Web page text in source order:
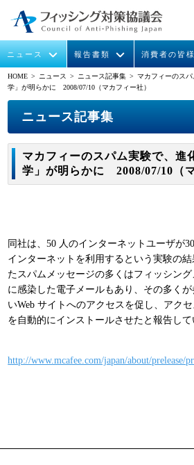
ニュース
イベント
報告書類
月次報告書
消費者の皆
フィッシングの報
STOP. THINK.
運営委員紹介
メンバー
入会案内
パンフレット
HOME > ニュース > ニュース記事集 > マカフィーのスパ
学」が明らかに 2008/07/10（マカフィー社）
ニュース記事集
マカフィーのスパム実験で、進
学」が明らかに 2008/07/10（
同社は、50 人のインターネットユーザが
インターネットを利用するという実験の
たスパムメッセージの多くはフィッシン
に感染した電子メールもあり、その多く
いWeb サイトへのアクセスを促し、アク
を自動的にインストールさせたと報告して
http://www.mcafee.com/japan/about/prelease/